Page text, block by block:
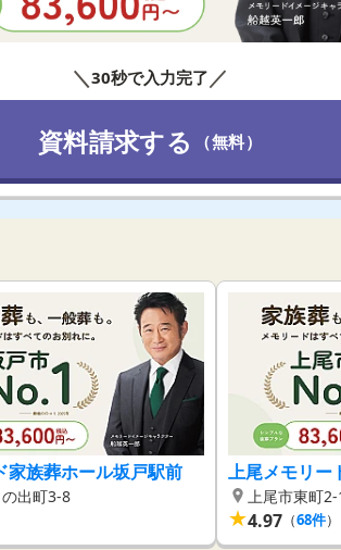
＼30秒で入力完了 ／
資料請求する （無料）
家族葬ホール坂戸駅前
出町3-8
上尾メモリー
上尾市東町
★4.97 （68件）